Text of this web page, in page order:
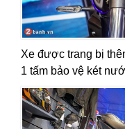
Xe được trang bị
1 tấm bảo vệ két